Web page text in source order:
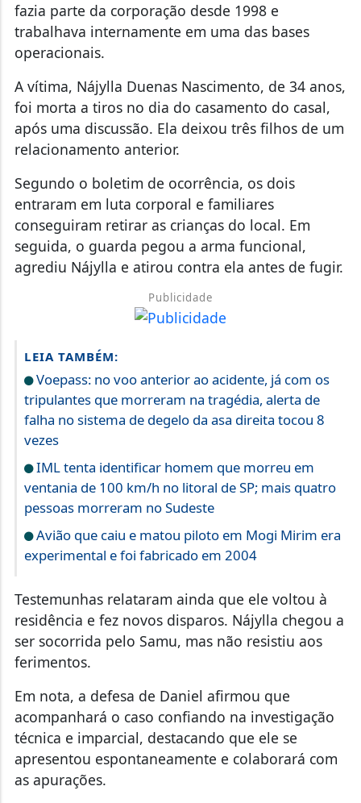
fazia parte da corporação desde 1998 e
trabalhava internamente em uma das bases
operacionais.
A vítima, Nájylla Duenas Nascimento, de 34 anos,
foi morta a tiros no dia do casamento do casal,
após uma discussão. Ela deixou três filhos de um
relacionamento anterior.
Segundo o boletim de ocorrência, os dois
entraram em luta corporal e familiares
conseguiram retirar as crianças do local. Em
seguida, o guarda pegou a arma funcional,
agrediu Nájylla e atirou contra ela antes de fugir.
Publicidade
LEIA TAMBÉM:
Voepass: no voo anterior ao acidente, já com os
tripulantes que morreram na tragédia, alerta de
falha no sistema de degelo da asa direita tocou 8
vezes
IML tenta identificar homem que morreu em
ventania de 100 km/h no litoral de SP; mais quatro
pessoas morreram no Sudeste
Avião que caiu e matou piloto em Mogi Mirim era
experimental e foi fabricado em 2004
Testemunhas relataram ainda que ele voltou à
residência e fez novos disparos. Nájylla chegou a
ser socorrida pelo Samu, mas não resistiu aos
ferimentos.
Em nota, a defesa de Daniel afirmou que
acompanhará o caso confiando na investigação
técnica e imparcial, destacando que ele se
apresentou espontaneamente e colaborará com
as apurações.